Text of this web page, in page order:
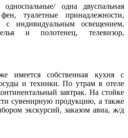
одна двуспальная
туалетные принадлежности,
с индивидуальным освещением,
и полотенец, телевизор,
имеется собственная кухня с
и техники. По утрам в отеле
завтрак. На стойке
сувенирную продукцию, а также
экскурсий, заказом авиа, ж/д